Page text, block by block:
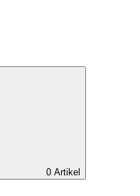
0 Artikel